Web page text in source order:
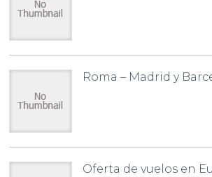
Roma – Madrid y
Oferta de vuelos en